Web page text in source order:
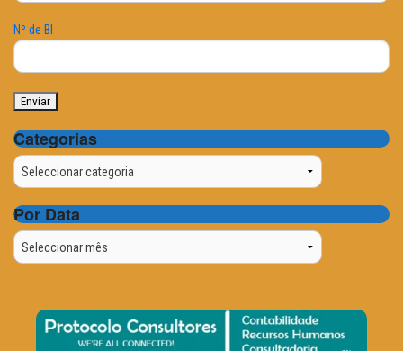
Nº de BI
Categorias
Categorias
Por Data
Por
Data